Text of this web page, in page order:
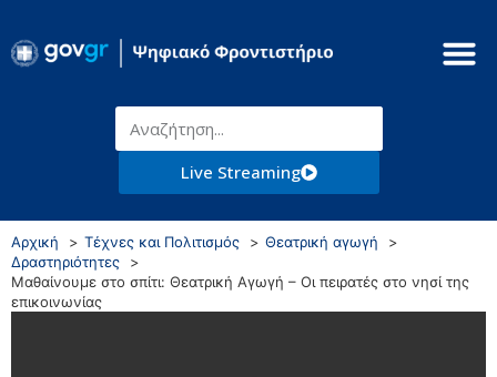
Live Streaming
Αρχική Τέχνες και Πολιτισμός
Θεατρική αγωγή
Δραστηριότητες
Μαθαίνουμε στο σπίτι: Θεατρική Αγωγή – Οι πειρατές στο νησί της
επικοινωνίας